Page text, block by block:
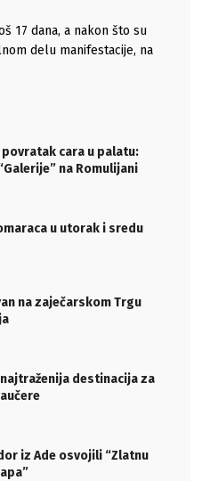
17 dana, a nakon što su
delu manifestacije, na
cara u palatu:
na Romulijani
u utorak i sredu
na zaječarskom Trgu
destinacija za
iz Ade osvojili “Zlatnu